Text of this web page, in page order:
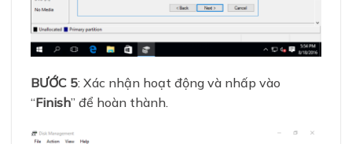
BƯỚC 5: Xác nhận hoạt động và nhấp vào
“Finish” để hoàn thành.